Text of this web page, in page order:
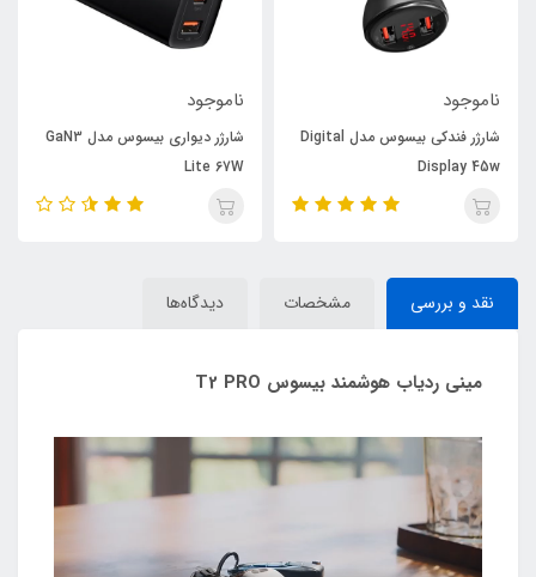
ناموجود
شارژر فندکی بیسوس مدل Digital
Display 45w
ناموجود
شارژر دیواری بیسوس مدل GaN3
Lite 67W
نقد و بررسی مشخصات دیدگاه‌ها
مینی ردیاب هوشمند بیسوس T2 PRO